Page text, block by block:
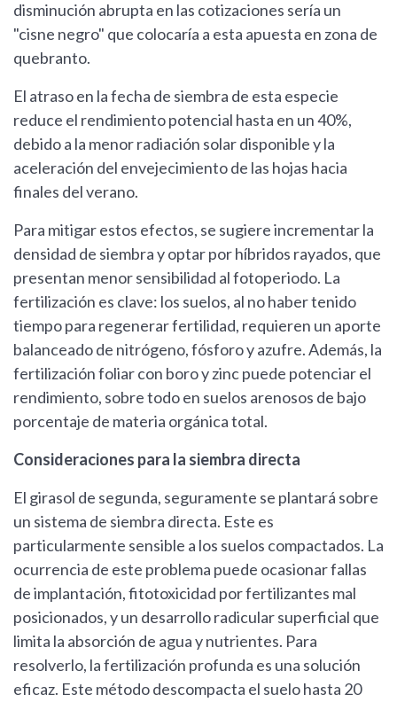
disminución abrupta en las cotizaciones sería un
"cisne negro" que colocaría a esta apuesta en zona de
quebranto.
El atraso en la fecha de siembra de esta especie
reduce el rendimiento potencial hasta en un 40%,
debido a la menor radiación solar disponible y la
aceleración del envejecimiento de las hojas hacia
finales del verano.
Para mitigar estos efectos, se sugiere incrementar la
densidad de siembra y optar por híbridos rayados, que
presentan menor sensibilidad al fotoperiodo. La
fertilización es clave: los suelos, al no haber tenido
tiempo para regenerar fertilidad, requieren un aporte
balanceado de nitrógeno, fósforo y azufre. Además, la
fertilización foliar con boro y zinc puede potenciar el
rendimiento, sobre todo en suelos arenosos de bajo
porcentaje de materia orgánica total.
Consideraciones para la siembra directa
El girasol de segunda, seguramente se plantará sobre
un sistema de siembra directa. Este es
particularmente sensible a los suelos compactados. La
ocurrencia de este problema puede ocasionar fallas
de implantación, fitotoxicidad por fertilizantes mal
posicionados, y un desarrollo radicular superficial que
limita la absorción de agua y nutrientes. Para
resolverlo, la fertilización profunda es una solución
eficaz. Este método descompacta el suelo hasta 20